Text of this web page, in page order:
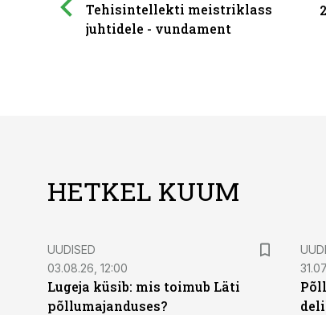
Tehisintellekti meistriklass
juhtidele - vundament
HETKEL KUUM
UUDISED
03.08.26, 12:00
Lugeja küsib: mis toimub Läti
põllumajanduses?